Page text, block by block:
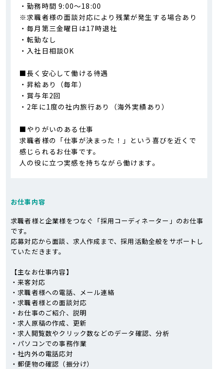
・勤務時間 9:00～18:00
※求職者様の面談対応により残業が発生する場合あり
・毎月第三金曜日は17時退社
・転勤なし
・入社日相談OK
■長く安心して働ける待遇
・昇給あり（毎年）
・賞与年2回
・2年に1度の社内旅行あり（海外実績あり）
■やりがいのある仕事
求職者様の「仕事が決まった！」という喜びを近くで
感じられるお仕事です。
人の役に立つ実感を持ちながら働けます。
お仕事内容
求職者様と企業様をつなぐ「採用コーディネーター」のお仕事
です。
応募対応から面談、求人作成まで、採用活動全般をサポートし
ていただきます。
【主なお仕事内容】
・来客対応
・求職者様への電話、メール連絡
・求職者様との面談対応
・お仕事のご紹介、説明
・求人原稿の作成、更新
・求人閲覧数やクリック数などのデータ確認、分析
・パソコンでの事務作業
・社内外の電話応対
・郵便物の確認（振分け）